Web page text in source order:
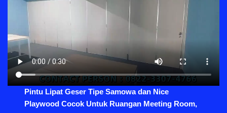
Pintu Lipat Geser Tipe Samowa dan Nice
Playwood Cocok Untuk Ruangan Meeting Room,